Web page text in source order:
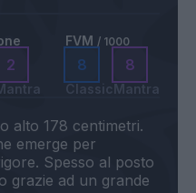
2
FVM / 1000
8
Classic
8
Mantra
alto 178 centimetri.
emerge per
Spesso al posto
grazie ad un grande